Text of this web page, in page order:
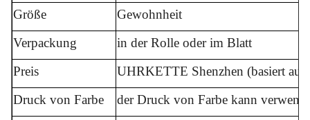
Größe
Gewohnheit
Verpackung
in der Rolle oder im Blatt
Preis
UHRKETTE Shenzhen (basiert
Druck von Farbe
der Druck von Farbe kann